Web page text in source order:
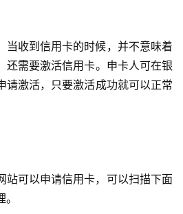
当收到信用卡的时候，并不意味着
还需要激活信用卡。申卡人可在银
请激活，只要激活成功就可以正常
站可以申请信用卡，可以扫描下面